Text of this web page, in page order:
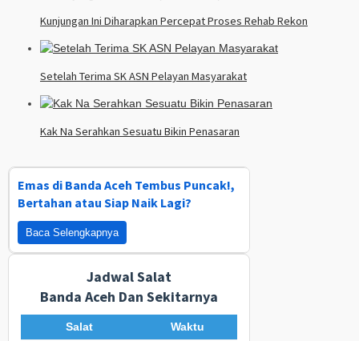
Kunjungan Ini Diharapkan Percepat Proses Rehab Rekon
Setelah Terima SK ASN Pelayan Masyarakat
Kak Na Serahkan Sesuatu Bikin Penasaran
Emas di Banda Aceh Tembus Puncak!,
Bertahan atau Siap Naik Lagi?
Baca Selengkapnya
Jadwal Salat
Banda Aceh Dan Sekitarnya
Salat
Waktu